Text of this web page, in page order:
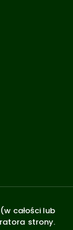
całości lub
strony.